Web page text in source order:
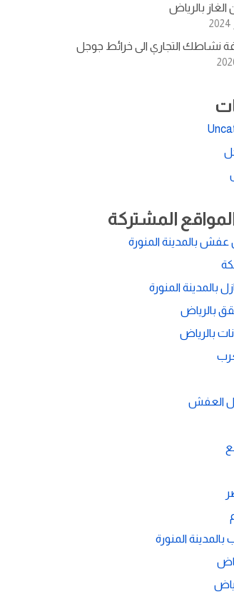
الغاز بالرياض
نشاطك التجاري الى خرائط جوجل
المشتركة
بالمدينة المنورة
بالمدينة المنورة
بالرياض
بالرياض
العفش
المنورة